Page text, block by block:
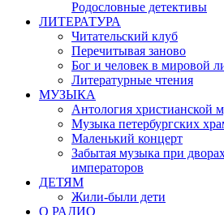
Родословные детективы
ЛИТЕРАТУРА
Читательский клуб
Перечитывая заново
Бог и человек в мировой
Литературные чтения
МУЗЫКА
Антология христианской
Музыка петербургских
Маленький концерт
Забытая музыка при
императоров
ДЕТЯМ
Жили-были дети
О РАДИО